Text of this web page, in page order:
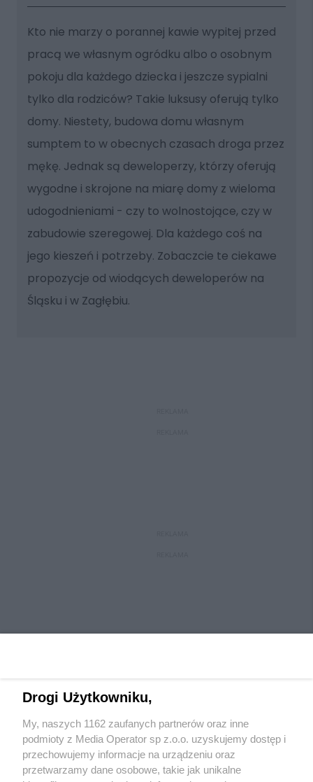
Kto nie marzy o porannej kawie wypitej przed
pracą we własnym ogródku albo o osobnym
pokoju dla każdego dziecka i jeszcze sypialni
tylko dla rodziców? Takie luksusy oferują tylko
domy. Niestety, budowa domu własnym
sumptem to w obecnych czasach droga przez
mękę. Jednak są deweloperzy, którzy oferują
wygodne i skrojone na miarę domy z wieloma
udogodnieniami - czy to wolnostojące, czy w
zabudowie szeregowej. Dla każdego coś na
jego kieszeń i potrzeby. Zobaczcie te ciekawe
propozycje od wiodących deweloperów na
Śląsku i w Zagłębiu.
Wydawca mediówlokalnych
Drogi Użytkowniku,
My, naszych 1162 zaufanych partnerów oraz inne
podmioty z Media Operator sp z.o.o. uzyskujemy dostęp i
przechowujemy informacje na urządzeniu oraz
przetwarzamy dane osobowe, takie jak unikalne